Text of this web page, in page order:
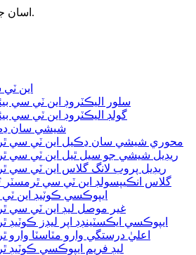
اسان جي ويب سائيٽ تي ڀليڪار.
اين
سلور اليڪٽروڊ اين ٽي سي
گولڊ اليڪٽروڊ اين ٽي سي
شيشي سان
محوري شيشي سان ڍڪيل اين ٽي سي
ريڊيل شيشي جو سيل ٿيل اين ٽي سي
ريڊيل پروب لانگ گلاس اين ٽي سي
MELF گلاس انڪيپسولڊ اين ٽي سي ٿرمسٽر
ايپوڪسي ڪوٽيڊ اين
غير موصل ليڊ اين ٽي سي
ايپوڪسي ايڪسٽينڊڊ اپر ليڊز ڪوٽيڊ
اعليٰ درستگي وارو مٽاسٽا وارو
ليڊ فريم ايپوڪسي ڪوٽيڊ